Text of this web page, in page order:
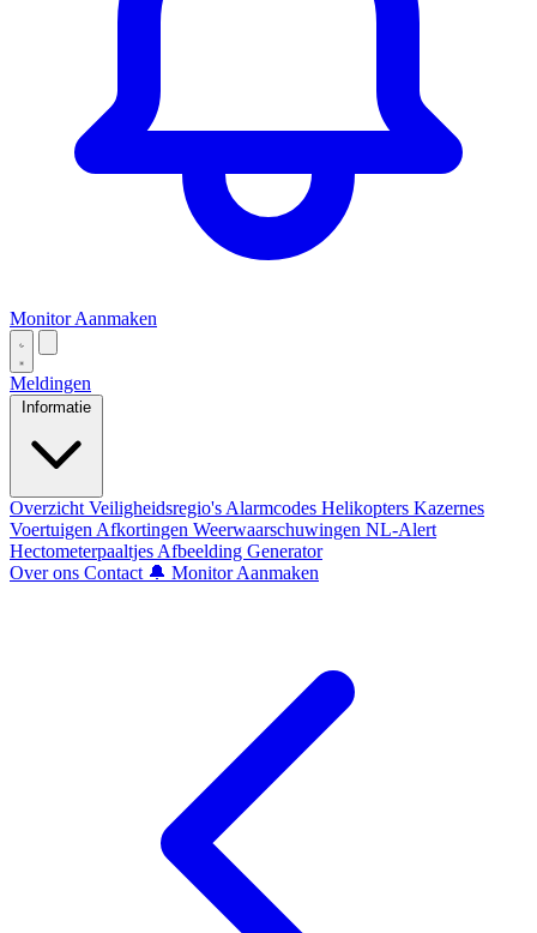
Monitor Aanmaken
Meldingen
Informatie
Overzicht Veiligheidsregio's Alarmcodes Helikopters Kazernes
Voertuigen Afkortingen Weerwaarschuwingen NL-Alert
Hectometerpaaltjes Afbeelding Generator
Over ons Contact 🔔 Monitor Aanmaken